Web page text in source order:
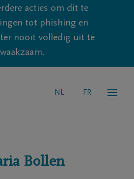
acties om dit te
tot phishing en
nooit volledig uit te
NL FR
Bollen